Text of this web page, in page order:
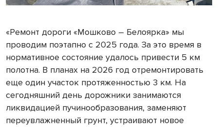
«Ремонт дороги «Мошково – Белоярка» мы
проводим поэтапно с 2025 года. За это время в
нормативное состояние удалось привести 5 км
полотна. В планах на 2026 год отремонтировать
еще один участок протяженностью 3 км. На
сегодняшний день дорожники занимаются
ликвидацией пучинообразования, заменяют
переувлажненный грунт, устраивают новое